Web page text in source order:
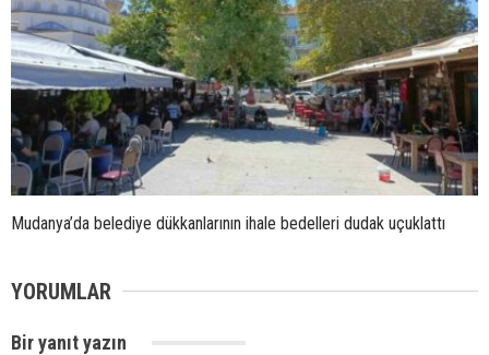
Mudanya’da belediye dükkanlarının ihale bedelleri dudak uçuklattı
YORUMLAR
Bir yanıt yazın